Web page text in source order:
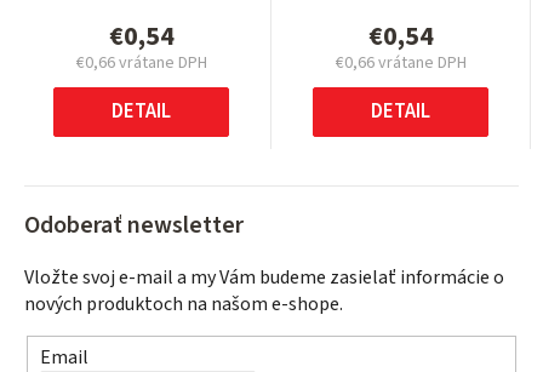
€0,54
€0,66 vrátane DPH
Jednotková
cena:
DETAIL
€0,54
€0,66 vrátane DPH
Jednotková
cena:
DETAIL
Odoberať newsletter
Vložte svoj e-mail a my Vám budeme zasielať informácie o
nových produktoch na našom e-shope.
Email